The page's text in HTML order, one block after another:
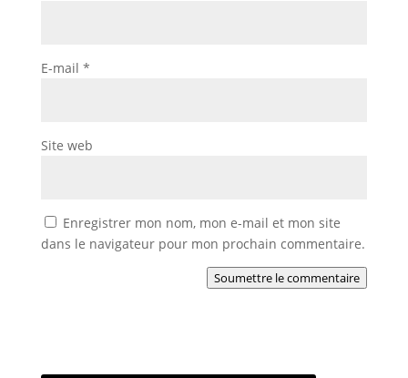
E-mail *
Site web
Enregistrer mon nom, mon e-mail et mon site
dans le navigateur pour mon prochain commentaire.
Soumettre le commentaire